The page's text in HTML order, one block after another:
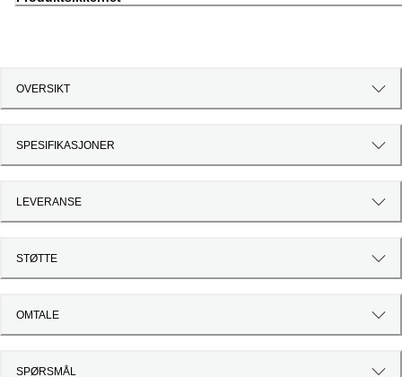
OVERSIKT
SPESIFIKASJONER
LEVERANSE
STØTTE
OMTALE
SPØRSMÅL